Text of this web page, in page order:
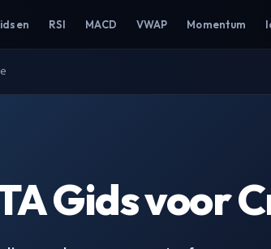
RSI MACD VWAP Momentum
Gids voor